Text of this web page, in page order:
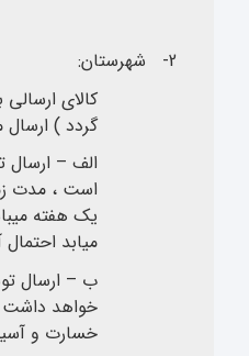
2-
شهرستان:
گردد )
الف –
یک هفته
میابد
ب – ارسال
خواهد داشت
خسارت و